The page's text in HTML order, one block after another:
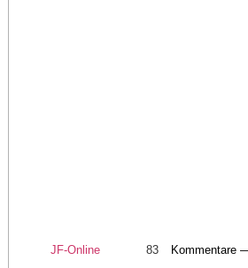
JF-Online 83 Kommentare